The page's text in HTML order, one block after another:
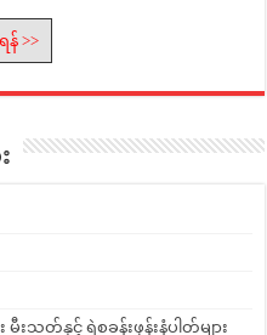
န် >>
သတ်နှင့် ရဲစခန်းဖုန်းနံပါတ်များ